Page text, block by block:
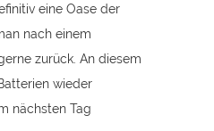
eine Oase der
nach einem
zurück. An diesem
wieder
nächsten Tag